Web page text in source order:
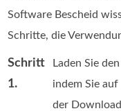
Software Bescheid
Schritte, die
Schritt
1.
Laden Sie
indem Sie auf
der